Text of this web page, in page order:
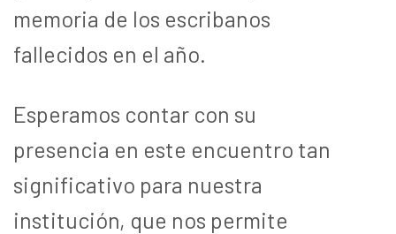
memoria de los escribanos
fallecidos en el año.
Esperamos contar con su
presencia en este encuentro tan
significativo para nuestra
institución, que nos permite